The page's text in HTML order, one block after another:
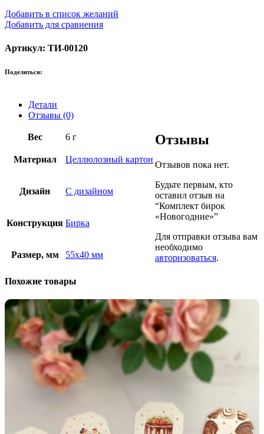
Добавить в список желаний
Добавить для сравнения
Артикул: ТИ-00120
Поделиться:
Детали
Отзывы (0)
Вес 6 г
Материал Целлюлозный картон
Дизайн С дизайном
Конструкция Бирка
Размер, мм 55х40 мм
Отзывы
Отзывов пока нет.
Будьте первым, кто
оставил отзыв на
“Комплект бирок
«Новогодние»”
Для отправки отзыва вам
необходимо
авторизоваться.
Похожие товары